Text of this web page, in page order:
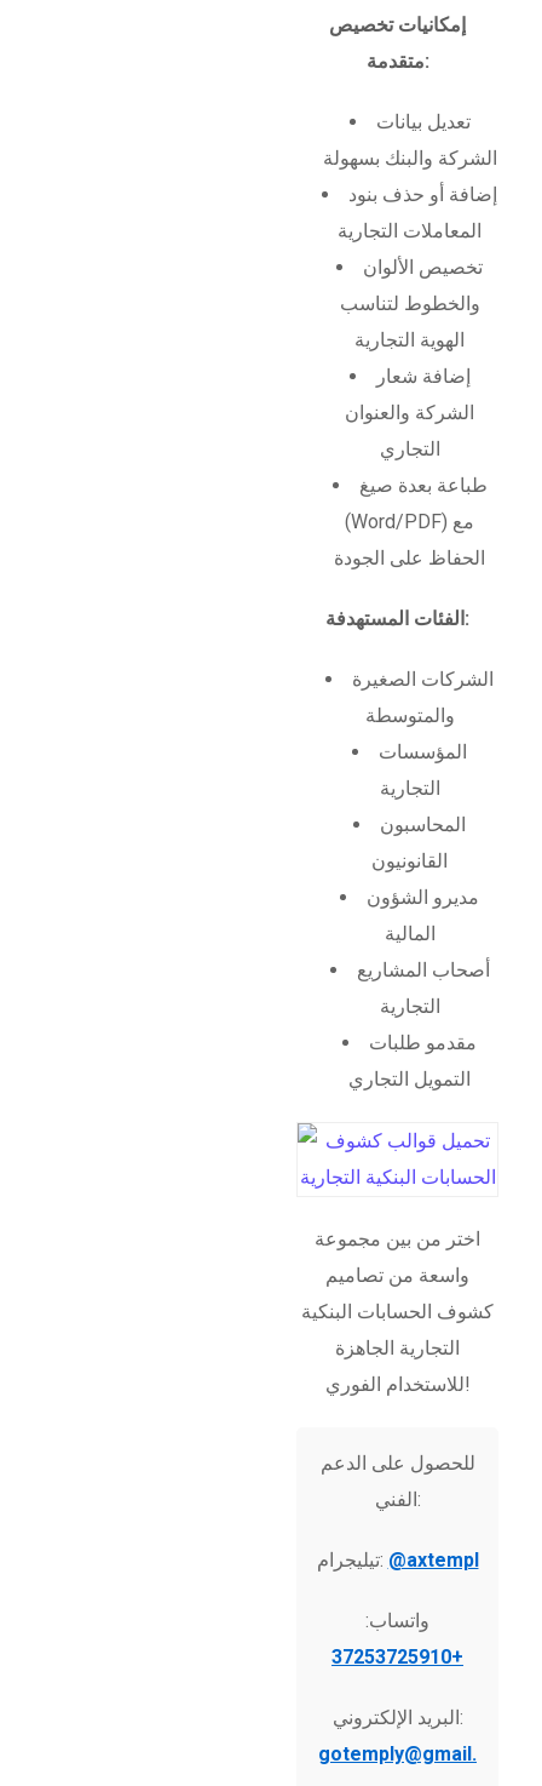
إمكانيات تخصيص
متقدمة:
تعديل بيانات
الشركة والبنك بسهولة
إضافة أو حذف بنود
المعاملات التجارية
تخصيص الألوان
والخطوط لتناسب
الهوية التجارية
إضافة شعار
الشركة والعنوان
التجاري
طباعة بعدة صيغ
(Word/PDF) مع
الحفاظ على الجودة
الفئات المستهدفة:
الشركات الصغيرة
والمتوسطة
المؤسسات
التجارية
المحاسبون
القانونيون
مديرو الشؤون
المالية
أصحاب المشاريع
التجارية
مقدمو طلبات
التمويل التجاري
اختر من بين مجموعة
واسعة من تصاميم
كشوف الحسابات البنكية
التجارية الجاهزة
للاستخدام الفوري!
للحصول على الدعم
الفني:
تيليجرام: @axtempl
واتساب:
+37253725910
البريد الإلكتروني:
gotemply@gmail.